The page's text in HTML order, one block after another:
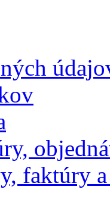
faktúry